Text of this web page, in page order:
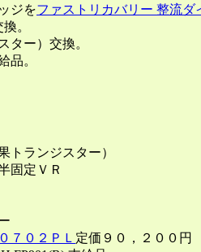
ジをファストリカバリー 整流
。
ター）交換。
品。
続リレ
電界効果トランジ
バランス半固定
入り抵抗
デンサー
コンデン
７０２ＰＬ 定価９０，２